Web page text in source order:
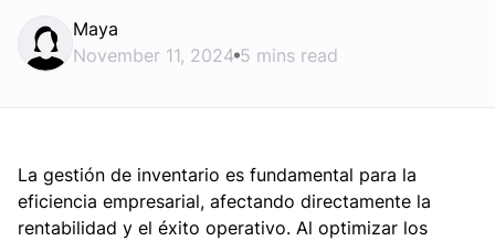
Maya
November 11, 2024 5 mins read
La gestión de inventario es fundamental para la
eficiencia empresarial, afectando directamente la
rentabilidad y el éxito operativo. Al optimizar los